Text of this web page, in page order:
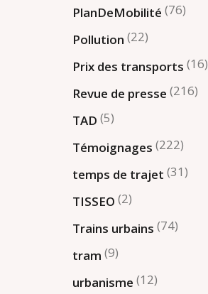
PlanDeMobilité (76)
Pollution (22)
Prix des transports (16)
Revue de presse (216)
TAD (5)
Témoignages (222)
temps de trajet (31)
TISSEO (2)
Trains urbains (74)
tram (9)
urbanisme (12)